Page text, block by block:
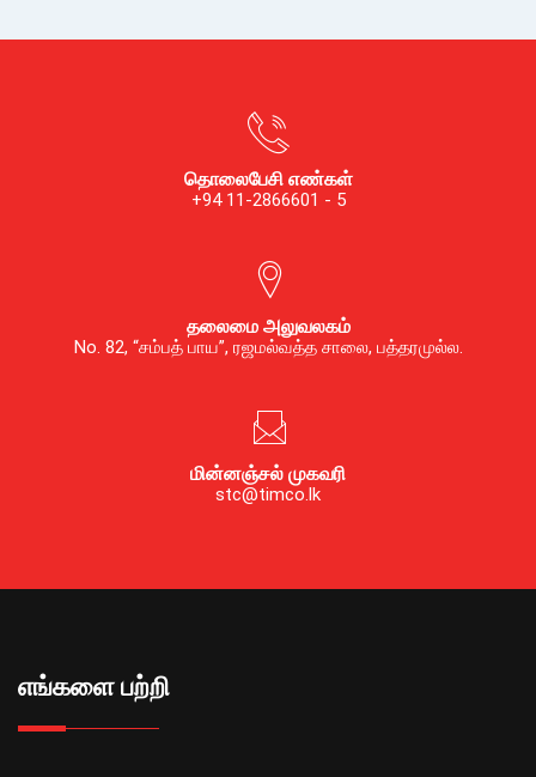
தொலைபேசி எண்கள்
+94 11-2866601 - 5
தலைமை அலுவலகம்
No. 82, “சம்பத் பாய”, ரஜமல்வத்த சாலை, பத்தரமுல்ல.
மின்னஞ்சல் முகவரி
stc@timco.lk
எங்களை பற்றி